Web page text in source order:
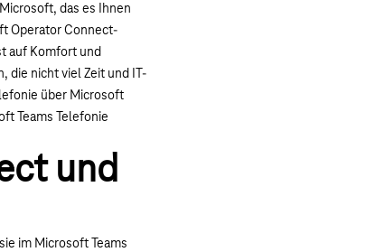
das es Ihnen
Operator Connect-
auf Komfort und
die nicht viel Zeit und IT-
über Microsoft
Teams Telefonie
und
im Microsoft Teams